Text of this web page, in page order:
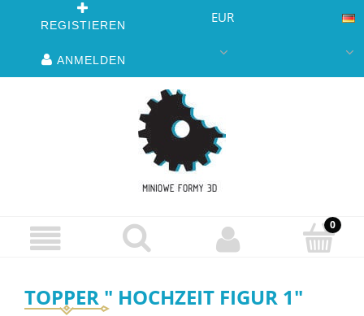
REGISTIEREN
ANMELDEN
EUR
TOPPER " HOCHZEIT FIGUR 1"